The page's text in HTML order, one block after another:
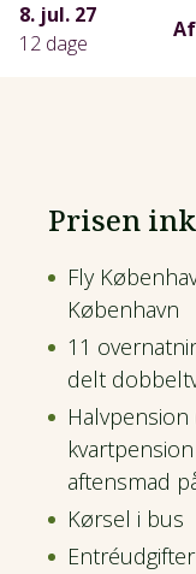
8. jul. 27
12 dage
Prisen
Fly
København
11
delt
aftensmad
Kørsel i bus
Entréudgifter